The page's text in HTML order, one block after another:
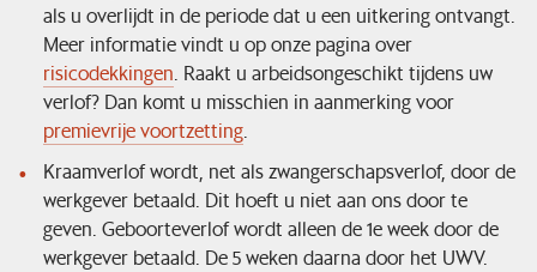
als u overlijdt in de periode dat u een uitkering ontvangt.
Meer informatie vindt u op onze pagina over
risicodekkingen. Raakt u arbeidsongeschikt tijdens uw
verlof? Dan komt u misschien in aanmerking voor
premievrije voortzetting.
Kraamverlof wordt, net als zwangerschapsverlof, door de
werkgever betaald. Dit hoeft u niet aan ons door te
geven. Geboorteverlof wordt alleen de 1e week door de
werkgever betaald. De 5 weken daarna door het UWV.